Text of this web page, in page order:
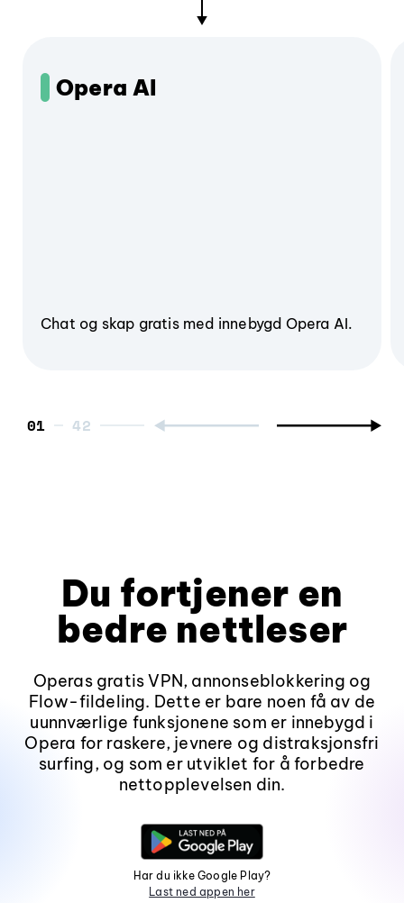
Opera AI
Chat og skap gratis med innebygd Opera AI.
01
Du fortjener en
bedre nettleser
Operas gratis VPN, annonseblokkering og
Flow-fildeling. Dette er bare noen få av de
uunnværlige funksjonene som er innebygd i
Opera for raskere, jevnere og distraksjonsfri
surfing, og som er utviklet for å forbedre
nettopplevelsen din.
Har du ikke Google Play?
Last ned appen her